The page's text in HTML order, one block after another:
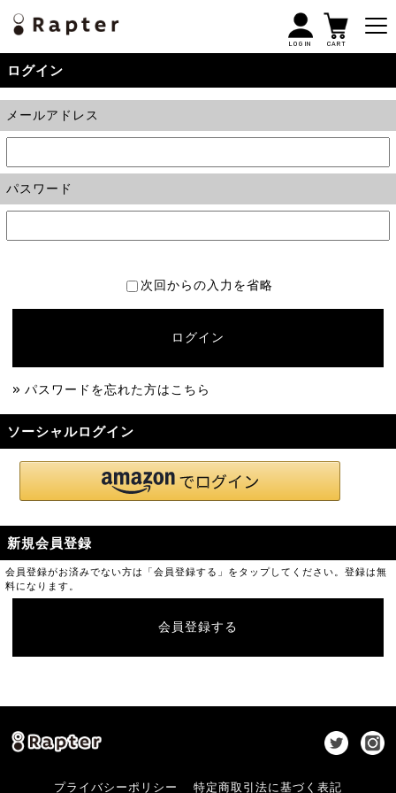
LOGIN CART
ログイン
メールアドレス
パスワード
次回からの入力を省略
ログイン
» パスワードを忘れた方はこちら
ソーシャルログイン
新規会員登録
会員登録がお済みでない方は「会員登録する」をタップしてください。登録は無
料になります。
会員登録する
プライバシーポリシー 特定商取引法に基づく表記